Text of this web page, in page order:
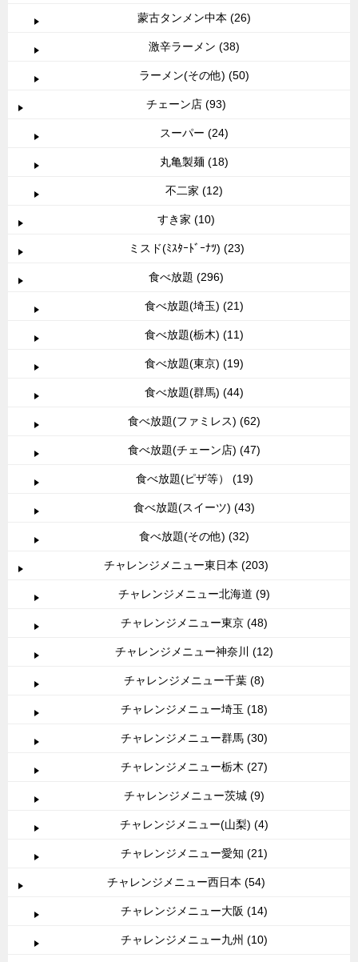
蒙古タンメン中本 (26)
激辛ラーメン (38)
ラーメン(その他) (50)
チェーン店 (93)
スーパー (24)
丸亀製麺 (18)
不二家 (12)
すき家 (10)
ミスド(ﾐｽﾀｰﾄﾞｰﾅﾂ) (23)
食べ放題 (296)
食べ放題(埼玉) (21)
食べ放題(栃木) (11)
食べ放題(東京) (19)
食べ放題(群馬) (44)
食べ放題(ファミレス) (62)
食べ放題(チェーン店) (47)
食べ放題(ピザ等） (19)
食べ放題(スイーツ) (43)
食べ放題(その他) (32)
チャレンジメニュー東日本 (203)
チャレンジメニュー北海道 (9)
チャレンジメニュー東京 (48)
チャレンジメニュー神奈川 (12)
チャレンジメニュー千葉 (8)
チャレンジメニュー埼玉 (18)
チャレンジメニュー群馬 (30)
チャレンジメニュー栃木 (27)
チャレンジメニュー茨城 (9)
チャレンジメニュー(山梨) (4)
チャレンジメニュー愛知 (21)
チャレンジメニュー西日本 (54)
チャレンジメニュー大阪 (14)
チャレンジメニュー九州 (10)